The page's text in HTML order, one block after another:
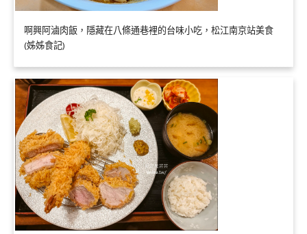
啊興阿滷肉飯，隱藏在八條通巷裡的台味小吃，松江南京站美食
(姊姊食記)